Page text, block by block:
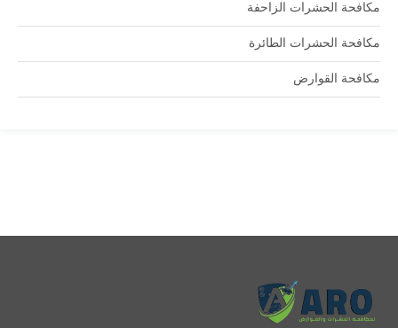
مكافحة الحشرات الزاحفة
مكافحة الحشرات الطائرة
مكافحة القوارض